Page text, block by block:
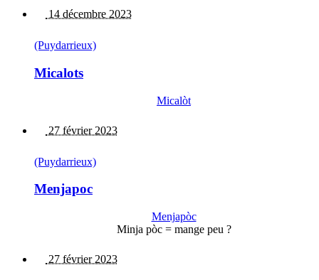
14 décembre 2023
(Puydarrieux)
Micalots
Micalòt
27 février 2023
(Puydarrieux)
Menjapoc
Menjapòc
Minja pòc = mange peu ?
27 février 2023